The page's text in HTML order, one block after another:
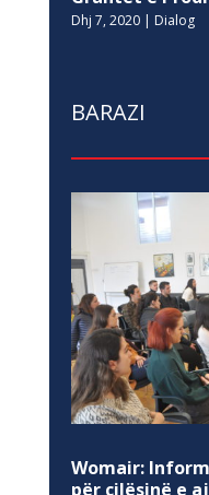
Dhj 7, 2020| Dialog
BARAZI
Womair:
për cilësinë e